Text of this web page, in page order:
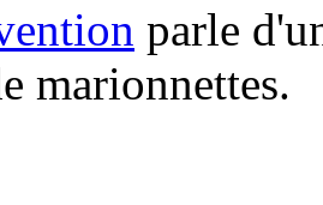
parle
marionnettes.